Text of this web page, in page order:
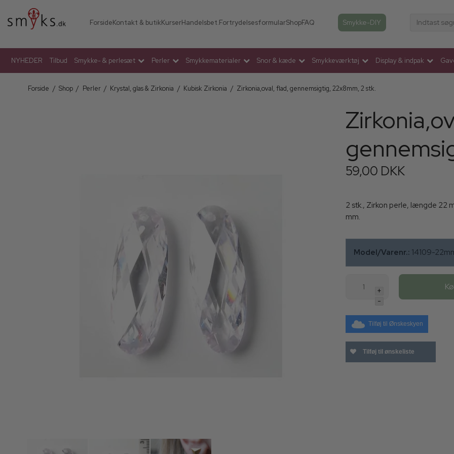
ForsideKontakt & butikKurserHandelsbet.FortrydelsesformularShopFAQ Smykke-DIY Indtast
NYHEDER Tilbud Smykke- & perlesæt Perler Smykkematerialer Snor & kæde Smykkeværktøj Display & indpak
Forside / Shop / Perler / Krystal, glas & Zirkonia / Kubisk Zirkonia / Zirkonia,oval, flad, gennemsigtig, 22x8mm, 2 stk.
59,00 DKK
2 stk., Zirkon perle, længde 22
mm.
Model/Varenr.: 14109-
+
-
Tilføj til Ønskeskyen
Tilføj til ønskeliste